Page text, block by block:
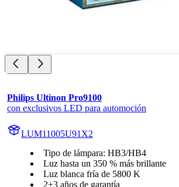
Philips Ultinon Pro9100
con exclusivos LED para automoción
LUM11005U91X2
Tipo de lámpara: HB3/HB4
Luz hasta un 350 % más brillante
Luz blanca fría de 5800 K
2+3 años de garantía